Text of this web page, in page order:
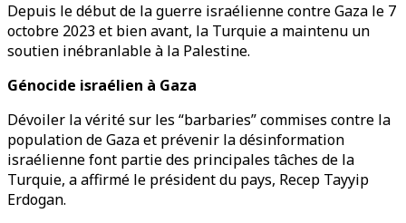
Depuis le début de la guerre israélienne contre Gaza le 7
octobre 2023 et bien avant, la Turquie a maintenu un
soutien inébranlable à la Palestine.
Génocide israélien à Gaza
Dévoiler la vérité sur les “barbaries” commises contre la
population de Gaza et prévenir la désinformation
israélienne font partie des principales tâches de la
Turquie, a affirmé le président du pays, Recep Tayyip
Erdogan.